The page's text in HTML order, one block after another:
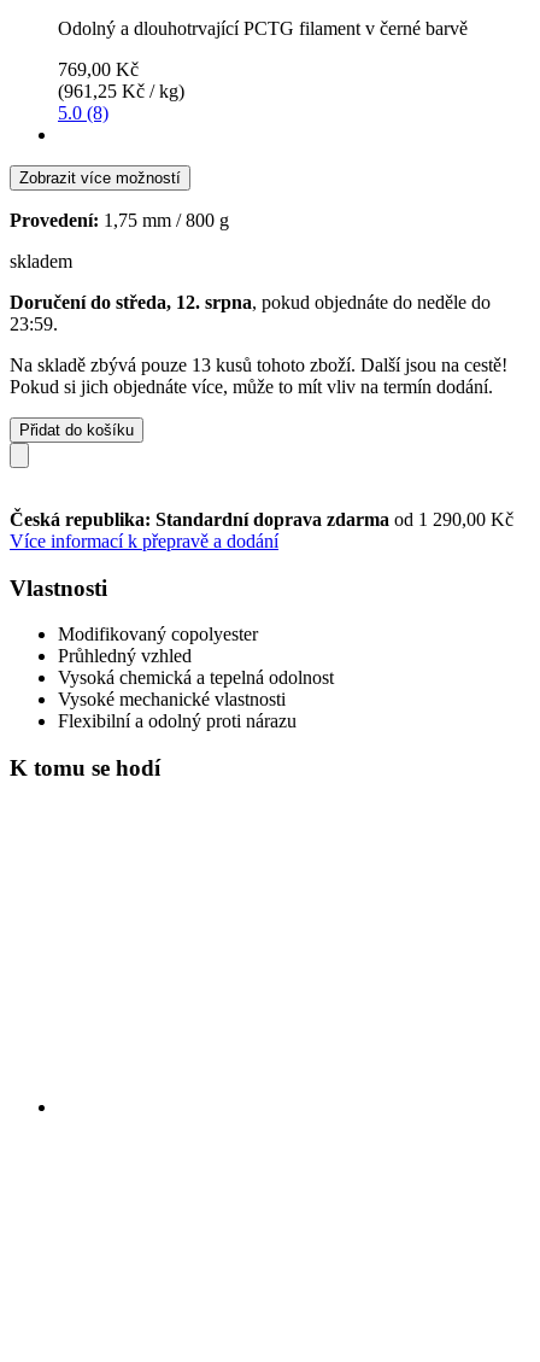
Odolný a dlouhotrvající PCTG filament v černé barvě
769,00 Kč
(961,25 Kč / kg)
5.0 (8)
Zobrazit více možností
Provedení: 1,75 mm / 800 g
skladem
Doručení do středa, 12. srpna, pokud objednáte do neděle do
23:59.
Na skladě zbývá pouze 13 kusů tohoto zboží. Další jsou na cestě!
Pokud si jich objednáte více, může to mít vliv na termín dodání.
Přidat do košíku
Česká republika: Standardní doprava zdarma od 1 290,00 Kč
Více informací k přepravě a dodání
Vlastnosti
Modifikovaný copolyester
Průhledný vzhled
Vysoká chemická a tepelná odolnost
Vysoké mechanické vlastnosti
Flexibilní a odolný proti nárazu
K tomu se hodí